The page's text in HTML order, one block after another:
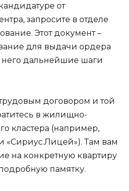
от
запросите в отделе
Этот документ –
для выдачи ордера
дальнейшие шаги
договором и той
в жилищно-
кластера (например,
«Сириус.Лицей»). Там вам
на конкретную квартиру
памятку.